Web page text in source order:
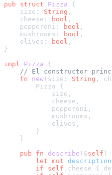
pub struct Pizza {
    size:
String ,
    cheese:
bool ,
    pepperoni:
bool ,
    mushrooms:
bool ,
    olives:
bool ,
}
impl
Pizza {
// El constructor
fn
new (size: String ,
        Pizza {
            size,
            cheese,
            pepperoni,
            mushrooms,
            olives,
        }
    }
pub
fn describe (&self )
let mut description
if
self .cheese {